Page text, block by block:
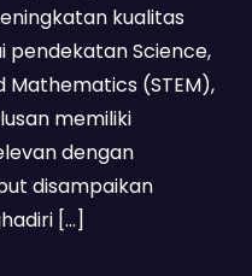
kualitas
pendekatan Science,
Mathematics (STEM),
memiliki
dengan
disampaikan
[…]